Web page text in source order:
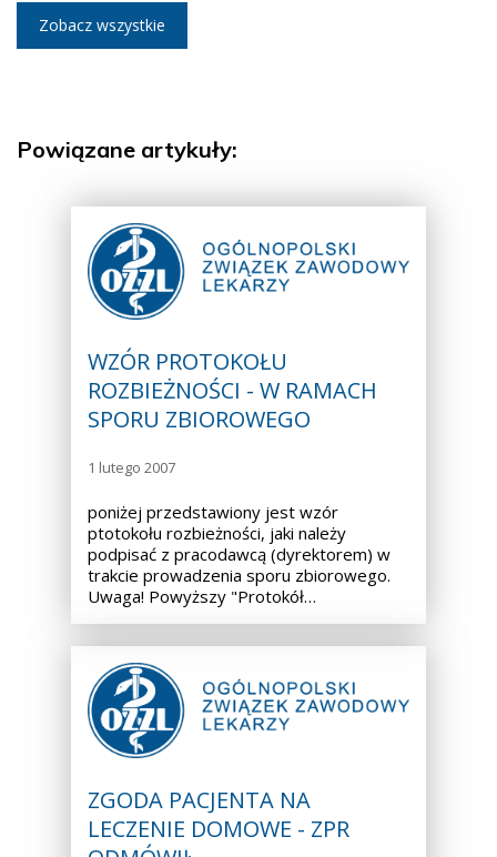
Zobacz wszystkie
Powiązane artykuły:
WZÓR PROTOKOŁU
ROZBIEŻNOŚCI - W RAMACH
SPORU ZBIOROWEGO
1 lutego 2007
poniżej przedstawiony jest wzór
ptotokołu rozbieżności, jaki należy
podpisać z pracodawcą (dyrektorem) w
trakcie prowadzenia sporu zbiorowego.
Uwaga! Powyższy "Protokół…
ZGODA PACJENTA NA
LECZENIE DOMOWE - ZPR